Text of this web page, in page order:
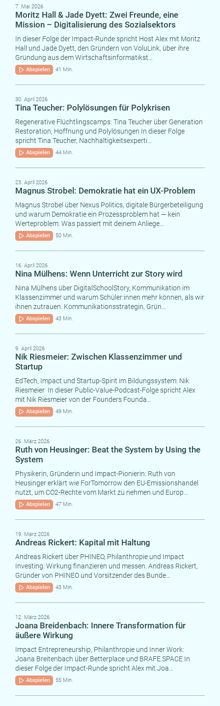
7. Mai 2026
Moritz Hall & Jade Dyett: Zwei Freunde, eine
Mission – Digitalisierung des Sozialsektors
In dieser Folge der Impact-Runde spricht Host Alex mit Moritz
Hall und Jade Dyett, den Gründern von VoluLink, über ihre
Gründung aus dem Wirtschaftsinformatikst…
Abspielen 41 Min.
30. April 2026
Tina Teucher: Polylösungen für Polykrisen
Regenerative Flüchtlingscamps: Tina Teucher über Generation
Restoration, Hoffnung und Polylösungen In dieser Folge
spricht Tina Teucher, Nachhaltigkeitsexperti…
Abspielen 44 Min.
23. April 2026
Magnus Strobel: Demokratie hat ein UX-Problem
Magnus Strobel über Nexus Politics, digitale Bürgerbeteiligung
und warum Demokratie ein Prozessproblem hat — kein
Werteproblem. Was passiert mit deinem Anliege…
Abspielen 50 Min.
16. April 2026
Nina Mülhens: Wenn Unterricht zur Story wird
Nina Mülhens über DigitalSchoolStory, Kommunikation im
Klassenzimmer und warum Schüler:innen mehr können, als wir
ihnen zutrauen. Kommunikationsstrategin, Grün…
Abspielen 43 Min.
9. April 2026
Nik Riesmeier: Zwischen Klassenzimmer und
Startup
EdTech, Impact und Startup-Spirit im Bildungssystem: Nik
Riesmeier In dieser Public-Value-Podcast-Folge spricht Alex
mit Nik Riesmeier von der Founders Founda…
Abspielen 49 Min.
26. März 2026
Ruth von Heusinger: Beat the System by Using the
System
Physikerin, Gründerin und Impact-Pionierin: Ruth von
Heusinger erklärt wie ForTomorrow den EU-Emissionshandel
nutzt, um CO2-Rechte vom Markt zu nehmen und Europ…
Abspielen 47 Min.
19. März 2026
Andreas Rickert: Kapital mit Haltung
Andreas Rickert über PHINEO, Philanthropie und Impact
Investing: Wirkung finanzieren und messen. Andreas Rickert,
Gründer von PHINEO und Vorsitzender des Bunde…
Abspielen 43 Min.
12. März 2026
Joana Breidenbach: Innere Transformation für
äußere Wirkung
Impact Entrepreneurship, Philanthropie und Inner Work:
Joana Breitenbach über Betterplace und BRAFE.SPACE In
dieser Folge der Impact-Runde spricht Alex mit Joa…
Abspielen 55 Min.